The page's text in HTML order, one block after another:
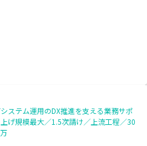
ステム運用のDX推進を支える業務サポ
げ規模最大／1.5次請け／上流工程／30